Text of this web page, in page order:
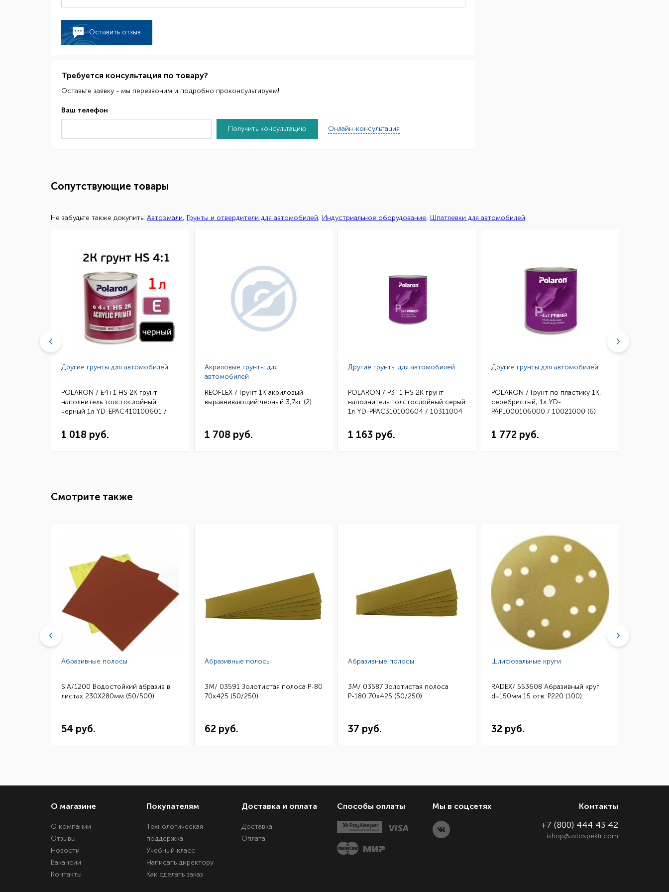
Оставить отзыв
Требуется консультация по товару?
Оставьте заявку - мы перезвоним и подробно проконсультируем!
Ваш телефон
Получить консультацию Онлайн-консультация
Сопутствующие товары
Не забудьте также докупить: Автоэмали, Грунты и отвердители для автомобилей, Индустриальное оборудование, Шпатлевки для автомобилей
Другие грунты для автомобилей
POLARON / E4+1 HS 2K грунт-
наполнитель толстослойный
черный 1л YD-EPAC410100601 /
1 018 руб.
Акриловые грунты для
автомобилей
REOFLEX / Грунт 1К акриловый
выравнивающий черный 3,7кг (2)
1 708 руб.
Другие грунты для автомобилей
POLARON / P3+1 HS 2K грунт-
наполнитель толстослойный серый
1л YD-PPAC310100604 / 10311004
1 163 руб.
Другие грунты для автомобилей
POLARON / Грунт по пластику 1К,
серебристый, 1л YD-
PAPL000106000 / 10021000 (6)
1 772 руб.
Смотрите также
Абразивные полосы
SIA/1200 Водостойкий абразив в
листах 230Х280мм (50/500)
54 руб.
Абразивные полосы
3M/ 03591 Золотистая полоса Р-80
70х425 (50/250)
62 руб.
Абразивные полосы
3M/ 03587 Золотистая полоса
Р-180 70х425 (50/250)
37 руб.
Шлифовальные круги
RADEX/ 553608 Абразивный круг
d=150мм 15 отв. Р220 (100)
32 руб.
О магазине
О компании
Отзывы
Новости
Вакансии
Контакты
Покупателям
Технологическая
поддержка
Учебный класс
Написать директору
Как сделать заказ
Доставка и оплата
Доставка
Оплата
Способы оплаты Мы в соцсетях Контакты
+7 (800) 444 43 42
ishop@avtospektr.com